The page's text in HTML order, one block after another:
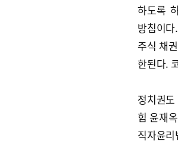
하도록
방침이
주식 채
한된다.
정치권
힘 윤재
직자윤